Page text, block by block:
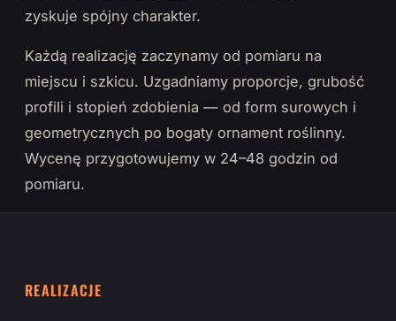
zyskuje spójny charakter.
Każdą realizację zaczynamy od pomiaru na
miejscu i szkicu. Uzgadniamy proporcje, grubość
profili i stopień zdobienia — od form surowych i
geometrycznych po bogaty ornament roślinny.
Wycenę przygotowujemy w 24–48 godzin od
pomiaru.
REALIZACJE